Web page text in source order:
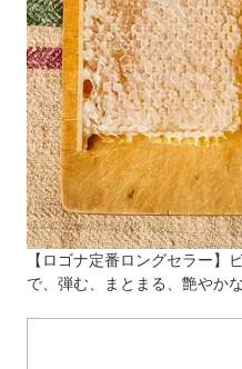
【ロゴナ定番ロングセラー】
で、弾む、まとまる、艶やか